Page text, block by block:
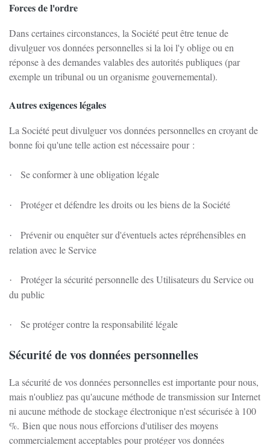
Forces de l'ordre
Dans certaines circonstances, la Société peut être tenue de
divulguer vos données personnelles si la loi l'y oblige ou en
réponse à des demandes valables des autorités publiques (par
exemple un tribunal ou un organisme gouvernemental).
Autres exigences légales
La Société peut divulguer vos données personnelles en croyant de
bonne foi qu'une telle action est nécessaire pour :
· Se conformer à une obligation légale
· Protéger et défendre les droits ou les biens de la Société
·
Prévenir ou enquêter sur d'éventuels actes répréhensibles en
relation avec le Service
·
Protéger la sécurité personnelle des Utilisateurs du Service ou
du public
· Se protéger contre la responsabilité légale
Sécurité de vos données personnelles
La sécurité de vos données personnelles est importante pour nous,
mais n'oubliez pas qu'aucune méthode de transmission sur Internet
ni aucune méthode de stockage électronique n'est sécurisée à 100
%. Bien que nous nous efforcions d'utiliser des moyens
commercialement acceptables pour protéger vos données